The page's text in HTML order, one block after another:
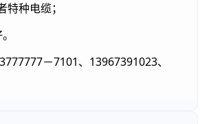
种电缆；
－7101、13967391023、